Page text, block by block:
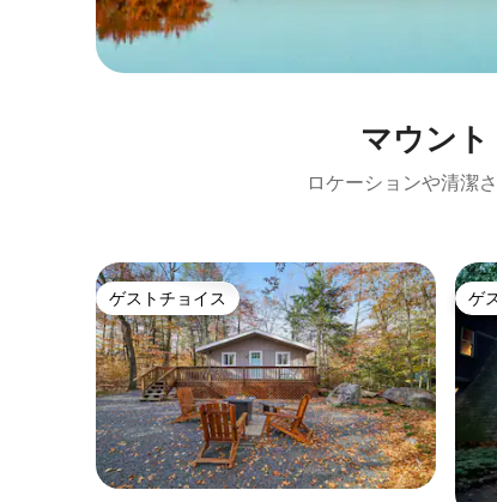
マウン
ロケーションや清潔
ゲストチョイス
ゲストチョイス ゲ
ゲ